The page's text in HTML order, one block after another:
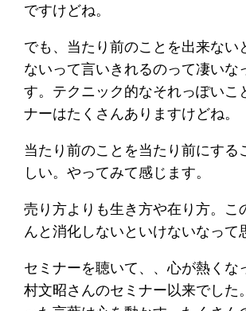
ですけどね。
でも、当たり前のことを出来ない
ないって言いきれるのって凄いな
す。テクニック的なそれっぽいこ
ナーはたくさんありますけどね。
当たり前のことを当たり前にする
しい。やってみて感じます。
売り方よりも生き方や在り方。こ
んと消化しないといけないなって
セミナーを聴いて、、心が熱くな
村文昭さんのセミナー以来でした